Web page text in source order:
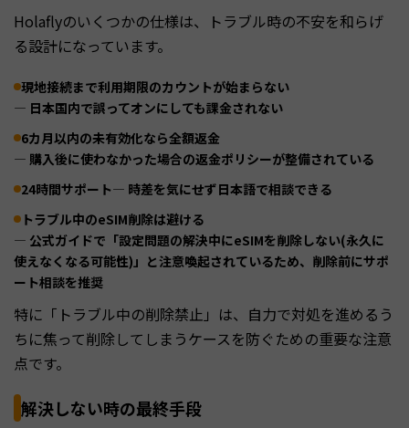
Holaflyのいくつかの仕様は、トラブル時の不安を和らげ
る設計になっています。
現地接続まで利用期限のカウントが始まらない
— 日本国内で誤ってオンにしても課金されない
6カ月以内の未有効化なら全額返金
— 購入後に使わなかった場合の返金ポリシーが整備されている
24時間サポート— 時差を気にせず日本語で相談できる
トラブル中のeSIM削除は避ける
— 公式ガイドで「設定問題の解決中にeSIMを削除しない(永久に
使えなくなる可能性)」と注意喚起されているため、削除前にサポ
ート相談を推奨
特に「トラブル中の削除禁止」は、自力で対処を進めるう
ちに焦って削除してしまうケースを防ぐための重要な注意
点です。
解決しない時の最終手段